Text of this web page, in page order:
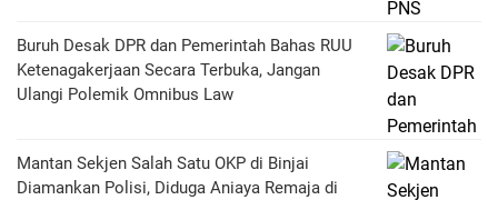
Buruh Desak DPR dan Pemerintah Bahas RUU
Ketenagakerjaan Secara Terbuka, Jangan
Ulangi Polemik Omnibus Law
Mantan Sekjen Salah Satu OKP di Binjai
Diamankan Polisi, Diduga Aniaya Remaja di